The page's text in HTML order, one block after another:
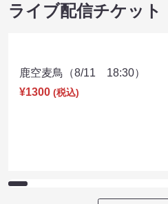
ライブ配信チケット
鹿空麦鳥（8/11 18:30）
¥1300 (税込)